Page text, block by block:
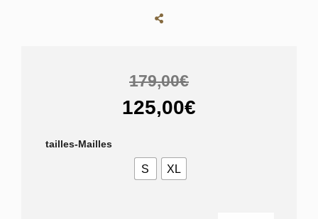
179,00€
125,00€
tailles-Mailles
S XL